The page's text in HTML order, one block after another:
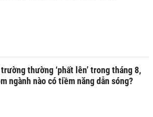
thường ‘phất lên’ trong tháng 8,
ngành nào có tiềm năng dẫn sóng?